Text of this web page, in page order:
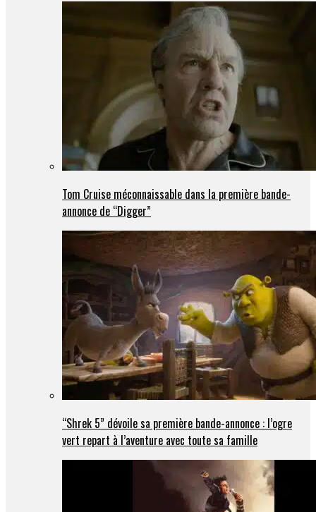
Tom Cruise méconnaissable dans la première bande-
annonce de “Digger”
“Shrek 5” dévoile sa première bande-annonce : l’ogre
vert repart à l’aventure avec toute sa famille